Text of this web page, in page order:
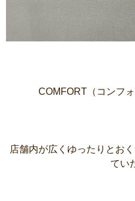
COMFORT（コンフ
店舗内が広くゆったりとお
てい